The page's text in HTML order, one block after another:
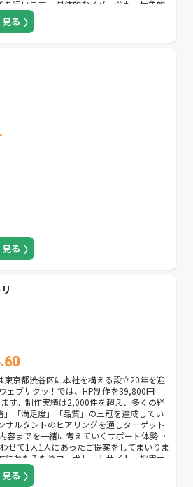
を行います。 具体的なイメージも、抽象的
お聞かせください。 お客様のご回答に合わ
ただきます。
る
る
東京都渋谷区に本社を構える設立20年を迎
ェブサクッ！では、HP制作を39,800円
す。制作実績は2,000件を超え、多くの経
」「満足度」「品質」の三冠を達成してい
サルタントのヒアリングを通しターゲット
容までを一緒に考えていくサポート体勢も
せて1人1人にあったご提案をしてまいりま
にわたるためコーポレートサイト・採用サ
向け、BtoC向け）・個人サイトまで幅広
設後はリスティング広告運用、リニューア
る